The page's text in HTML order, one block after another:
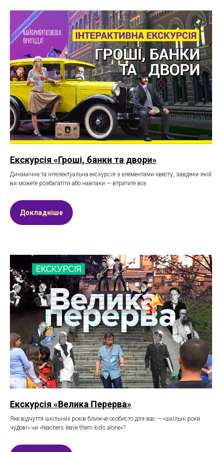
Екскурсія «Гроші, банки та двори»
Динамічна та інтелектуальна екскурсія з елементами квесту, завдяки якій
ви можете розбагатіти або навпаки — втратите все.
Докладніше
Екскурсія «Велика Перерва»
Яке відчуття шкільних років ближче особисто для вас — «шкільні роки
чудові» чи «teachers leave them kids alone»?